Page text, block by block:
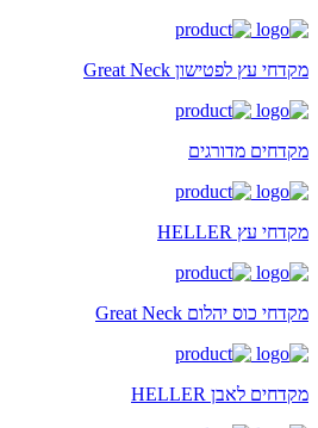
מקדחי עץ לפטישון Great Neck
מקדחים מדורגים
מקדחי עץ HELLER
מקדחי כוס יהלום Great Neck
מקדחים לאבן HELLER